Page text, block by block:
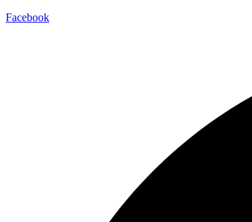
Facebook